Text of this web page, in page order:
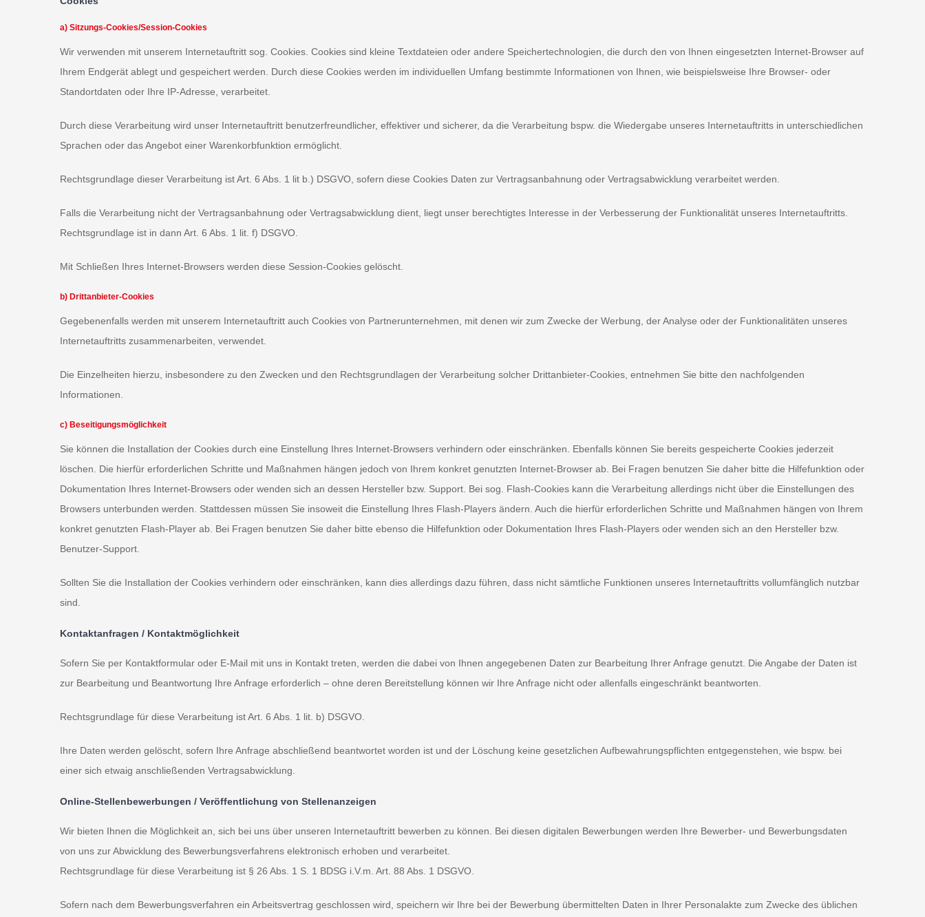
a) Sitzungs-Cookies/Session-Cookies
Wir verwenden mit unserem Internetauftritt sog. Cookies. Cookies sind kleine Textdateien oder andere Speichertechnologien, die durch den von Ihnen eingesetzten Internet-Browser auf
Ihrem Endgerät ablegt und gespeichert werden. Durch diese Cookies werden im individuellen Umfang bestimmte Informationen von Ihnen, wie beispielsweise Ihre Browser- oder
Standortdaten oder Ihre IP-Adresse, verarbeitet.
Durch diese Verarbeitung wird unser Internetauftritt benutzerfreundlicher, effektiver und sicherer, da die Verarbeitung bspw. die Wiedergabe unseres Internetauftritts in unterschiedlichen
Sprachen oder das Angebot einer Warenkorbfunktion ermöglicht.
Rechtsgrundlage dieser Verarbeitung ist Art. 6 Abs. 1 lit b.) DSGVO, sofern diese Cookies Daten zur Vertragsanbahnung oder Vertragsabwicklung verarbeitet werden.
Falls die Verarbeitung nicht der Vertragsanbahnung oder Vertragsabwicklung dient, liegt unser berechtigtes Interesse in der Verbesserung der Funktionalität unseres Internetauftritts.
Rechtsgrundlage ist in dann Art. 6 Abs. 1 lit. f) DSGVO.
Mit Schließen Ihres Internet-Browsers werden diese Session-Cookies gelöscht.
b) Drittanbieter-Cookies
Gegebenenfalls werden mit unserem Internetauftritt auch Cookies von Partnerunternehmen, mit denen wir zum Zwecke der Werbung, der Analyse oder der Funktionalitäten unseres
Internetauftritts zusammenarbeiten, verwendet.
Die Einzelheiten hierzu, insbesondere zu den Zwecken und den Rechtsgrundlagen der Verarbeitung solcher Drittanbieter-Cookies, entnehmen Sie bitte den nachfolgenden
Informationen.
c) Beseitigungsmöglichkeit
Sie können die Installation der Cookies durch eine Einstellung Ihres Internet-Browsers verhindern oder einschränken. Ebenfalls können Sie bereits gespeicherte Cookies jederzeit
löschen. Die hierfür erforderlichen Schritte und Maßnahmen hängen jedoch von Ihrem konkret genutzten Internet-Browser ab. Bei Fragen benutzen Sie daher bitte die Hilfefunktion oder
Dokumentation Ihres Internet-Browsers oder wenden sich an dessen Hersteller bzw. Support. Bei sog. Flash-Cookies kann die Verarbeitung allerdings nicht über die Einstellungen des
Browsers unterbunden werden. Stattdessen müssen Sie insoweit die Einstellung Ihres Flash-Players ändern. Auch die hierfür erforderlichen Schritte und Maßnahmen hängen von Ihrem
konkret genutzten Flash-Player ab. Bei Fragen benutzen Sie daher bitte ebenso die Hilfefunktion oder Dokumentation Ihres Flash-Players oder wenden sich an den Hersteller bzw.
Benutzer-Support.
Sollten Sie die Installation der Cookies verhindern oder einschränken, kann dies allerdings dazu führen, dass nicht sämtliche Funktionen unseres Internetauftritts vollumfänglich nutzbar
sind.
Kontaktanfragen / Kontaktmöglichkeit
Sofern Sie per Kontaktformular oder E-Mail mit uns in Kontakt treten, werden die dabei von Ihnen angegebenen Daten zur Bearbeitung Ihrer Anfrage genutzt. Die Angabe der Daten ist
zur Bearbeitung und Beantwortung Ihre Anfrage erforderlich – ohne deren Bereitstellung können wir Ihre Anfrage nicht oder allenfalls eingeschränkt beantworten.
Rechtsgrundlage für diese Verarbeitung ist Art. 6 Abs. 1 lit. b) DSGVO.
Ihre Daten werden gelöscht, sofern Ihre Anfrage abschließend beantwortet worden ist und der Löschung keine gesetzlichen Aufbewahrungspflichten entgegenstehen, wie bspw. bei
einer sich etwaig anschließenden Vertragsabwicklung.
Online-Stellenbewerbungen / Veröffentlichung von Stellenanzeigen
Wir bieten Ihnen die Möglichkeit an, sich bei uns über unseren Internetauftritt bewerben zu können. Bei diesen digitalen Bewerbungen werden Ihre Bewerber- und Bewerbungsdaten
von uns zur Abwicklung des Bewerbungsverfahrens elektronisch erhoben und verarbeitet.
Rechtsgrundlage für diese Verarbeitung ist § 26 Abs. 1 S. 1 BDSG i.V.m. Art. 88 Abs. 1 DSGVO.
Sofern nach dem Bewerbungsverfahren ein Arbeitsvertrag geschlossen wird, speichern wir Ihre bei der Bewerbung übermittelten Daten in Ihrer Personalakte zum Zwecke des üblichen